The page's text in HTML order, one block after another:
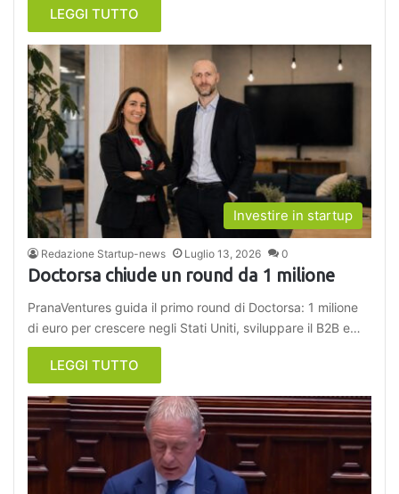
LEGGI TUTTO
Investire in startup
Redazione Startup-news Luglio 13, 2026 0
Doctorsa chiude un round da 1 milione
PranaVentures guida il primo round di Doctorsa: 1 milione
di euro per crescere negli Stati Uniti, sviluppare il B2B e…
LEGGI TUTTO